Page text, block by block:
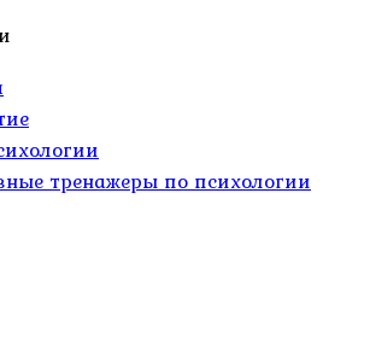
тренажеры по психологии